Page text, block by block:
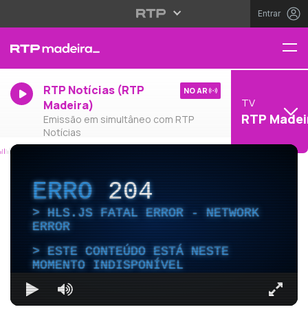
Entrar
RTP Notícias (RTP
Madeira)
Emissão em simultâneo com RTP
Notícias
NO AR
TV
RTP
ERRO204
HLS.JS FATAL ERROR - NETWORK
ERROR
ESTE CONTEÚDO ESTÁ NESTE
MOMENTO INDISPONÍVEL